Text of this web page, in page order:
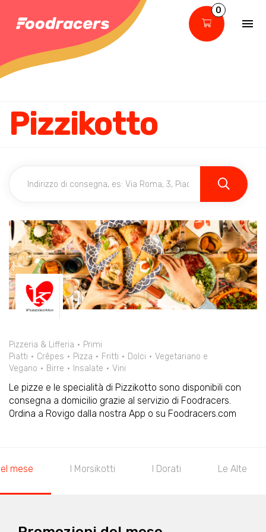
0
Pizzikotto
Pizzeria & Lifferia
Primi
Piatti
Crêpes Pizza Fritti Dolci
Vegetariano e
Vegano
Birre Insalate Vini
Le pizze e le specialità di Pizzikotto sono disponibili con
consegna a domicilio grazie al servizio di Foodracers.
Ordina a Rovigo dalla nostra App o su Foodracers.com
Le Alte Le Di Mezzo Le Specialità del Kuore